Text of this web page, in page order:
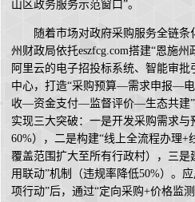
山区政务服务示范窗口”。
随着市场对政府采购服务全链条
州财政局依托eszfcg.com搭建“恩施
阿里云的电子招投标系统、智能审
中心，打造“采购预算—需求申报—
收—资金支付—监督评价—生态共建”
实现三大突破：一是开发采购需求
60%），二是构建“线上全流程办理+
覆盖范围扩大至所有行政村），三
用联动”机制（违规率降低50%）。
项行动”后，通过“定向采购+价格监